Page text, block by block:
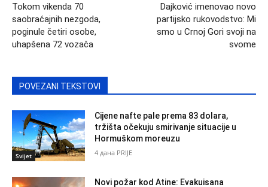
Tokom vikenda 70
saobraćajnih nezgoda,
poginule četiri osobe,
uhapšena 72 vozača
Dajković imenovao novo
partijsko rukovodstvo: Mi
smo u Crnoj Gori svoji na
svome
POVEZANI TEKSTOVI
Svijet
Cijene nafte pale prema 83 dolara,
tržišta očekuju smirivanje situacije u
Hormuškom moreuzu
4 дана PRIJE
Novi požar kod Atine: Evakuisana